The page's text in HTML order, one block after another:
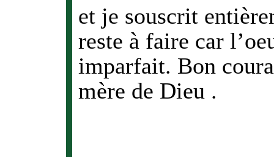
et je souscrit
reste à faire car
imparfait. Bon
mère de Dieu .